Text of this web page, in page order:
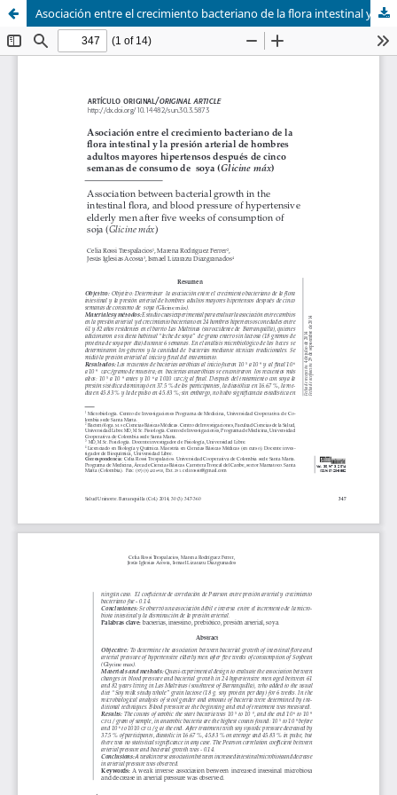
Asociación entre el crecimiento bacteriano de la flora intestinal y la presión arterial de hombres adultos mayores hipertensos después de cinco semanas de consumo de Soya (Glicine máx)